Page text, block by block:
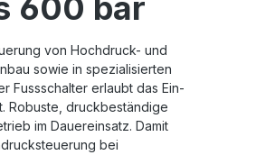
600 bar
von Hochdruck- und
sowie in spezialisierten
Fussschalter erlaubt das Ein-
Robuste, druckbeständige
im Dauereinsatz. Damit
bei